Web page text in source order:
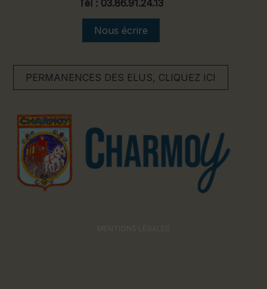
Tél : 03.86.91.24.13
Nous écrire
PERMANENCES DES ELUS, CLIQUEZ ICI